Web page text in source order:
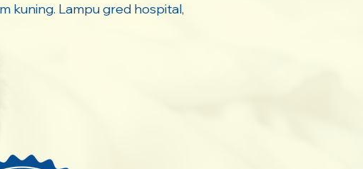
kuning. Lampu gred hospital,